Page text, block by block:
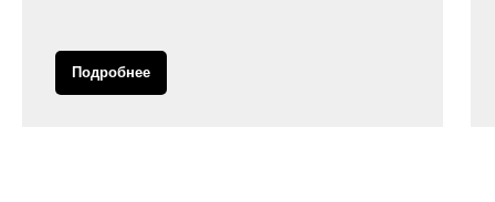
Подробнее